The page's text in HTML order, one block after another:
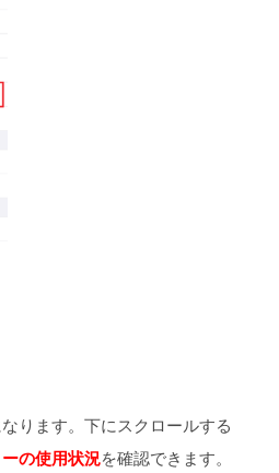
ります。下にスクロールする
の使用状況を確認できます。